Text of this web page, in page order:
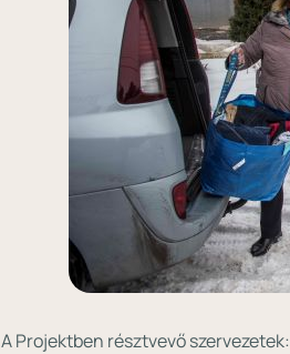
A Projektben résztvevő szervezetek: